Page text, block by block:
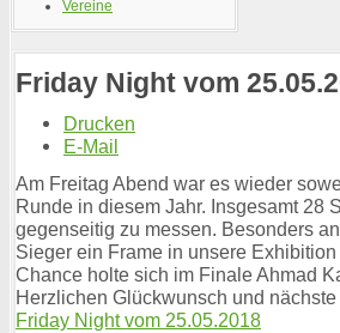
Vereine
Friday Night vom
Drucken
E-Mail
Am Freitag Abend war es wieder
Runde in diesem Jahr. Insgesamt 28
gegenseitig zu messen. Besonders
Sieger ein Frame in unsere
Chance holte sich im Finale Ahmad
Herzlichen Glückwunsch und
Friday Night vom 25.05.2018